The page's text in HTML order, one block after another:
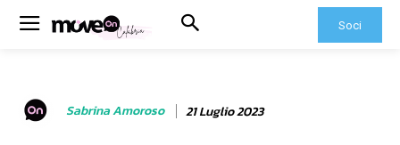
Soci
Sabrina Amoroso 21 Luglio 2023